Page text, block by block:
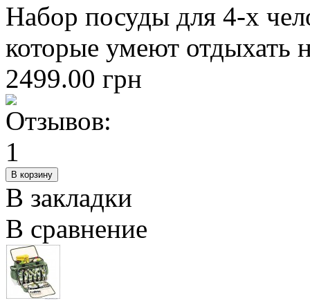
Набор посуды для 4-х
которые умеют отдыхать
2499.00 грн
В закладки
В сравнение